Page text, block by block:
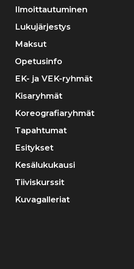
Ilmoittautuminen
Lukujärjestys
Maksut
Opetusinfo
EK- ja VEK-ryhmät
Kisaryhmät
Koreografiaryhmät
Tapahtumat
Esitykset
Kesälukukausi
Tiiviskurssit
Kuvagalleriat